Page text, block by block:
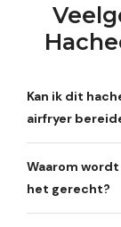
Kan ik dit
airfryer
Waarom
het gerecht?